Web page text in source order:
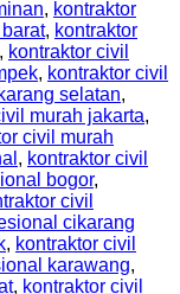
, kontraktor
, kontraktor
, kontraktor civil
, kontraktor civil
selatan,
murah jakarta,
civil murah
, kontraktor civil
bogor,
civil
cikarang
, kontraktor civil
karawang,
, kontraktor civil